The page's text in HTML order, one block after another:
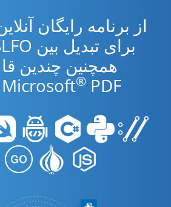
همچنین چندین
Microsoft® PDF استفاده کنید.